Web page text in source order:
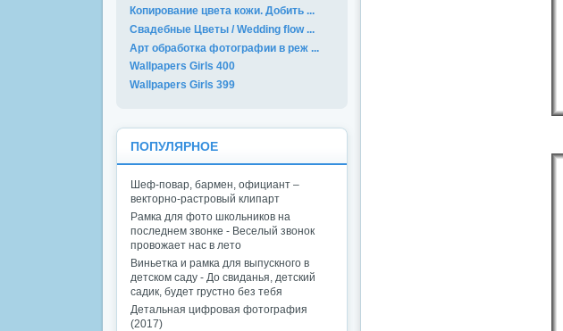
Копирование цвета кожи. Добить ...
Свадебные Цветы / Wedding flow ...
Арт обработка фотографии в реж ...
Wallpapers Girls 400
Wallpapers Girls 399
ПОПУЛЯРНОЕ
Шеф-повар, бармен, официант –
векторно-растровый клипарт
Рамка для фото школьников на
последнем звонке - Веселый звонок
провожает нас в лето
Виньетка и рамка для выпускного в
детском саду - До свиданья, детский
садик, будет грустно без тебя
Детальная цифровая фотография
(2017)